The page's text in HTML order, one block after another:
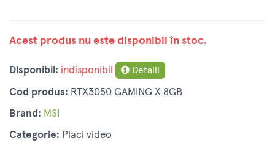
Acest produs nu este disponibil în stoc.
Disponibil: indisponibil Detalii
Cod produs: RTX3050 GAMING X 8GB
Brand: MSI
Categorie: Placi video